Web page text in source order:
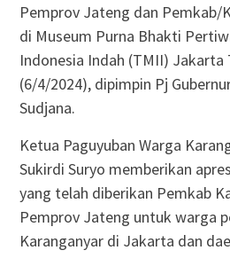
Pemprov Jateng dan
di Museum Purna Bhakti
Indonesia Indah (TMII) Jakarta
(6/4/2024), dipimpin Pj
Sudjana.
Ketua Paguyuban Warga
Sukirdi Suryo memberikan
yang telah diberikan Pemkab
Pemprov Jateng untuk warga
Karanganyar di Jakarta dan